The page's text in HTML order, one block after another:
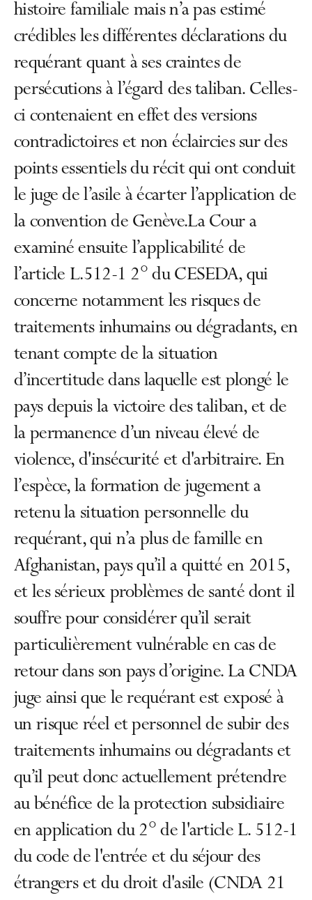
histoire familiale mais n’a pas estimé
crédibles les différentes déclarations du
requérant quant à ses craintes de
persécutions à l’égard des taliban. Celles-
ci contenaient en effet des versions
contradictoires et non éclaircies sur des
points essentiels du récit qui ont conduit
le juge de l’asile à écarter l’application de
la convention de Genève.La Cour a
examiné ensuite l’applicabilité de
l’article L.512-1 2° du CESEDA, qui
concerne notamment les risques de
traitements inhumains ou dégradants, en
tenant compte de la situation
d’incertitude dans laquelle est plongé le
pays depuis la victoire des taliban, et de
la permanence d’un niveau élevé de
violence, d'insécurité et d'arbitraire. En
l’espèce, la formation de jugement a
retenu la situation personnelle du
requérant, qui n’a plus de famille en
Afghanistan, pays qu’il a quitté en 2015,
et les sérieux problèmes de santé dont il
souffre pour considérer qu’il serait
particulièrement vulnérable en cas de
retour dans son pays d’origine. La CNDA
juge ainsi que le requérant est exposé à
un risque réel et personnel de subir des
traitements inhumains ou dégradants et
qu’il peut donc actuellement prétendre
au bénéfice de la protection subsidiaire
en application du 2° de l'article L. 512-1
du code de l'entrée et du séjour des
étrangers et du droit d'asile (CNDA 21